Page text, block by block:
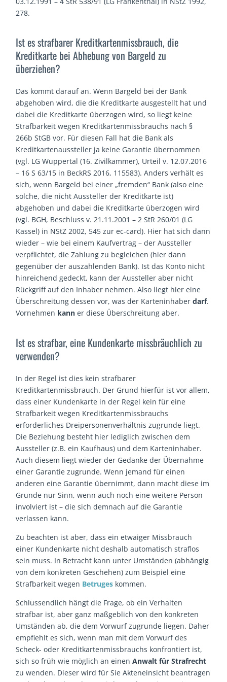
278.
Ist es strafbarer Kreditkartenmissbrauch, die
Kreditkarte bei Abhebung von Bargeld zu
überziehen?
Das kommt darauf an. Wenn Bargeld bei der Bank
abgehoben wird, die die Kreditkarte ausgestellt hat und
dabei die Kreditkarte überzogen wird, so liegt keine
Strafbarkeit wegen Kreditkartenmissbrauchs nach §
266b StGB vor. Für diesen Fall hat die Bank als
Kreditkartenaussteller ja keine Garantie übernommen
(vgl. LG Wuppertal (16. Zivilkammer), Urteil v. 12.07.2016
– 16 S 63/15 in BeckRS 2016, 115583). Anders verhält es
sich, wenn Bargeld bei einer „fremden“ Bank (also eine
solche, die nicht Aussteller der Kreditkarte ist)
abgehoben und dabei die Kreditkarte überzogen wird
(vgl. BGH, Beschluss v. 21.11.2001 – 2 StR 260/01 (LG
Kassel) in NStZ 2002, 545 zur ec-card). Hier hat sich dann
wieder – wie bei einem Kaufvertrag – der Aussteller
verpflichtet, die Zahlung zu begleichen (hier dann
gegenüber der auszahlenden Bank). Ist das Konto nicht
hinreichend gedeckt, kann der Aussteller aber nicht
Rückgriff auf den Inhaber nehmen. Also liegt hier eine
Überschreitung dessen vor, was der Karteninhaberdarf.
Vornehmen kann er diese Überschreitung aber.
Ist es strafbar, eine Kundenkarte missbräuchlich zu
verwenden?
In der Regel ist dies kein strafbarer
Kreditkartenmissbrauch. Der Grund hierfür ist vor allem,
dass einer Kundenkarte in der Regel kein für eine
Strafbarkeit wegen Kreditkartenmissbrauchs
erforderliches Dreipersonenverhältnis zugrunde liegt.
Die Beziehung besteht hier lediglich zwischen dem
Aussteller (z.B. ein Kaufhaus) und dem Karteninhaber.
Auch diesem liegt wieder der Gedanke der Übernahme
einer Garantie zugrunde. Wenn jemand für einen
anderen eine Garantie übernimmt, dann macht diese im
Grunde nur Sinn, wenn auch noch eine weitere Person
involviert ist – die sich demnach auf die Garantie
verlassen kann.
Zu beachten ist aber, dass ein etwaiger Missbrauch
einer Kundenkarte nicht deshalb automatisch straflos
sein muss. In Betracht kann unter Umständen (abhängig
von dem konkreten Geschehen) zum Beispiel eine
Strafbarkeit wegen Betruges kommen.
Schlussendlich hängt die Frage, ob ein Verhalten
strafbar ist, aber ganz maßgeblich von den konkreten
Umständen ab, die dem Vorwurf zugrunde liegen. Daher
empfiehlt es sich, wenn man mit dem Vorwurf des
Scheck- oder Kreditkartenmissbrauchs konfrontiert ist,
sich so früh wie möglich an einenAnwalt für Strafrecht
zu wenden. Dieser wird für Sie Akteneinsicht beantragen